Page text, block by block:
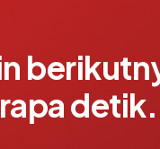
detik.